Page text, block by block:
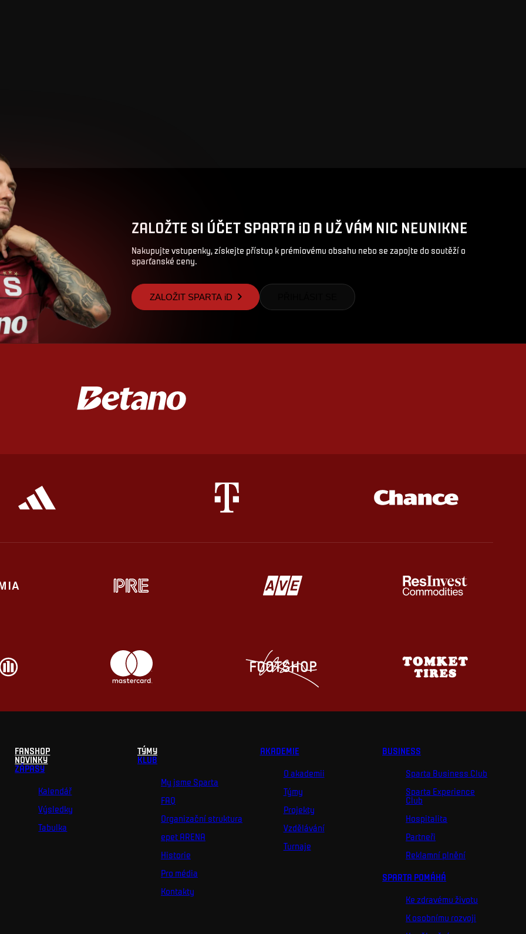
ZALOŽTE SI ÚČET SPARTA iD A UŽ VÁM NIC NEUNIKNE
Nakupujte vstupenky, získejte přístup k prémiovému obsahu nebo se zapojte do soutěží o
sparťanské ceny.
ZALOŽIT SPARTA iD
FANSHOP
NOVINKY
ZÁPASY
Kalendář
Výsledky
Tabulka
TÝMY
KLUB
My jsme Sparta
FAQ
Organizační struktura
epet ARENA
Historie
Pro média
Kontakty
AKADEMIE
O akademii
Týmy
Projekty
Vzdělávání
Turnaje
BUSINESS
Sparta Business Club
Sparta Experience
Club
Hospitalita
Partneři
Reklamní plnění
SPARTA POMÁHÁ
Ke zdravému životu
K osobnímu rozvoji